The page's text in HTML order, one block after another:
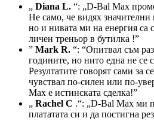
„ Diana L. “: „D-Bal Max
Не само, че видях значителни
но и нивата ми на енергия
личен треньор в бутилка !”
” Mark R. “: “Опитвал съм
годините, но нито една не се
Резултатите говорят сами за
чувствал по-силен или по-
Max е истинската сделка!”
„ Rachel C .“: „D-Bal Max ми
плататата си и да постигна